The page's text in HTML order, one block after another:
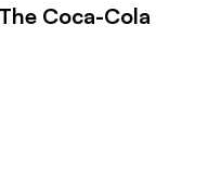
Coca-Cola